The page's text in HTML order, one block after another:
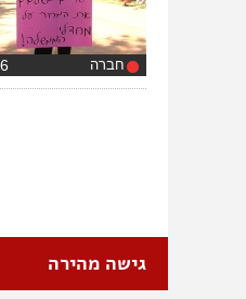
חברה
גישה מהירה